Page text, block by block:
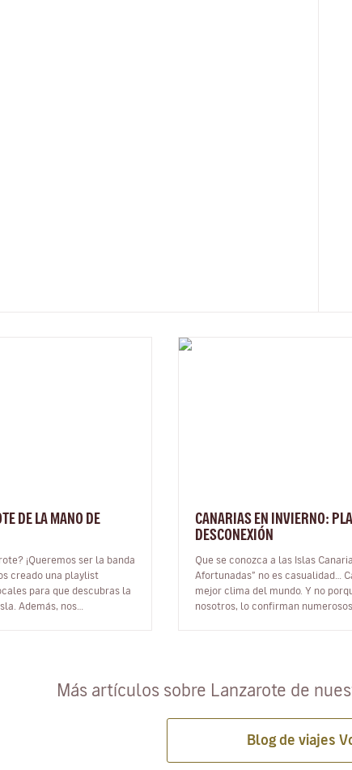
DE LA MANO DE
¡Queremos ser la banda
creado una playlist
para que descubras la
Además, nos
CANARIAS EN INVIERNO:
DESCONEXIÓN
Que se conozca a las Islas
Afortunadas” no es casualidad…
mejor clima del mundo. Y no
nosotros, lo confirman
Más artículos sobre Lanzarote de
Blog de viajes